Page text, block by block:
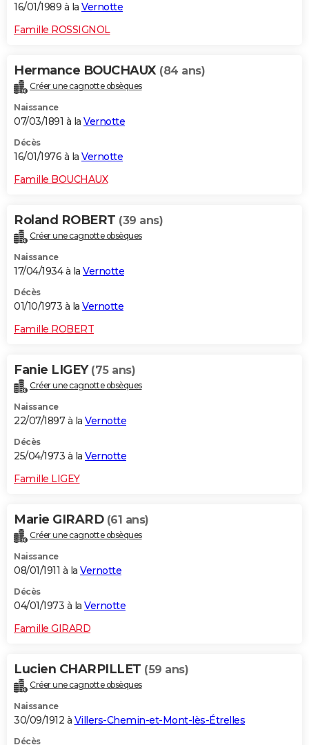
16/01/1989 à la Vernotte
Famille ROSSIGNOL
Hermance BOUCHAUX (84 ans)
Créer une cagnotte obsèques
Naissance
07/03/1891 à la Vernotte
Décès
16/01/1976 à la Vernotte
Famille BOUCHAUX
Roland ROBERT (39 ans)
Créer une cagnotte obsèques
Naissance
17/04/1934 à la Vernotte
Décès
01/10/1973 à la Vernotte
Famille ROBERT
Fanie LIGEY (75 ans)
Créer une cagnotte obsèques
Naissance
22/07/1897 à la Vernotte
Décès
25/04/1973 à la Vernotte
Famille LIGEY
Marie GIRARD (61 ans)
Créer une cagnotte obsèques
Naissance
08/01/1911 à la Vernotte
Décès
04/01/1973 à la Vernotte
Famille GIRARD
Lucien CHARPILLET (59 ans)
Créer une cagnotte obsèques
Naissance
30/09/1912 à Villers-Chemin-et-Mont-lès-Étrelles
Décès